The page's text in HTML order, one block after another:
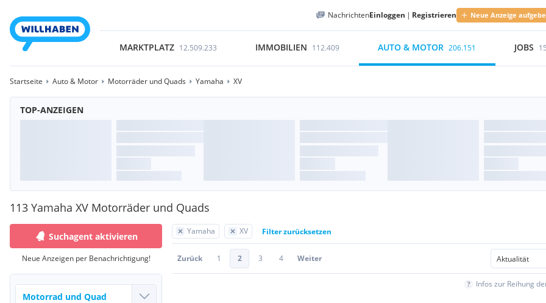
NachrichtenEinloggen | Registrieren Neue Anzeige
MARKTPLATZ 12.509.233 IMMOBILIEN 112.409 AUTO & MOTOR 206.151 JOBS
Startseite Auto & Motor Motorräder und Quads Yamaha XV
TOP-ANZEIGEN
113 Yamaha XV Motorräder und Quads
Yamaha XV Filter zurücksetzen
Zurück 1 2 3 4 Weiter
Infos zur Reihung
Suchagent aktivieren
Neue Anzeigen per Benachrichtigung!